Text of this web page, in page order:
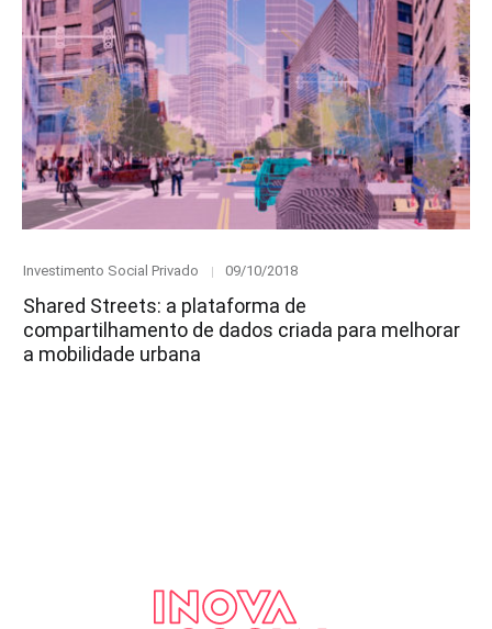
Category
Investimento Social Privado
Posted
09/10/2018
Shared Streets: a plataforma de
compartilhamento de dados criada para melhorar
a mobilidade urbana